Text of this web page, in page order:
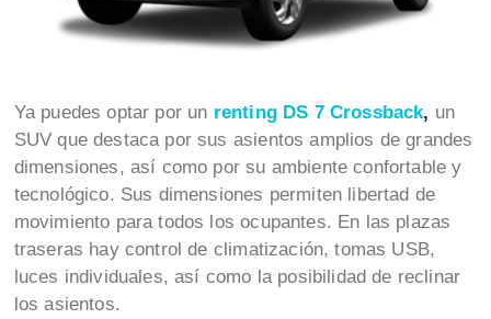
Ya puedes optar por un renting DS 7 Crossback, un
SUV que destaca por sus asientos amplios de grandes
dimensiones, así como por su ambiente confortable y
tecnológico. Sus dimensiones permiten libertad de
movimiento para todos los ocupantes. En las plazas
traseras hay control de climatización, tomas USB,
luces individuales, así como la posibilidad de reclinar
los asientos.